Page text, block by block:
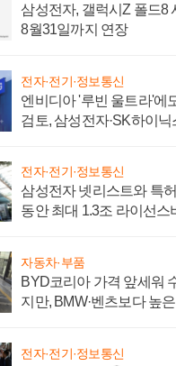
삼성전자, 갤럭시Z 폴드8
8월31일까지 연장
전자·전기·정보통신
엔비디아 '루빈 울트라'에
검토, 삼성전자·SK하이
전자·전기·정보통신
삼성전자 넷리스트와 특
동안 최대 1.3조 라이선스
자동차·부품
BYD코리아 가격 앞세워
지만, BMW·벤츠보다 높
전자·전기·정보통신